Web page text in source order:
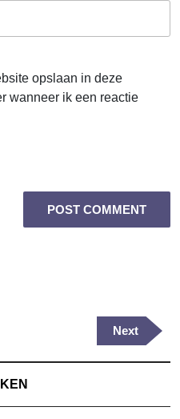
opslaan in deze
wanneer ik een reactie
Next
Post
Next